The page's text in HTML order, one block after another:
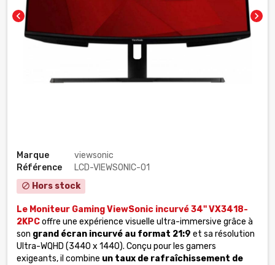
chevron_left chevron_right
Marque
viewsonic
Référence
LCD-VIEWSONIC-01
block Hors stock
Le Moniteur Gaming ViewSonic incurvé 34'' VX3418-
2KPCoffre une expérience visuelle ultra-immersive grâce à
son grand écran incurvé au format 21:9 et sa résolution
Ultra-WQHD (3440 x 1440). Conçu pour les gamers
exigeants, il combine un taux de rafraîchissement de